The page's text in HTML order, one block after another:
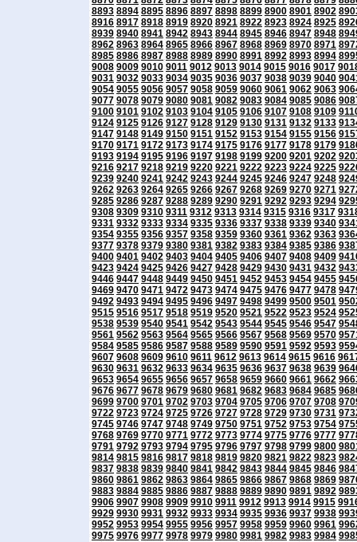
8893 8894 8895 8896 8897 8898 8899 8900 8901 8902
8916 8917 8918 8919 8920 8921 8922 8923 8924 8925
8939 8940 8941 8942 8943 8944 8945 8946 8947 8948
8962 8963 8964 8965 8966 8967 8968 8969 8970 8971
8985 8986 8987 8988 8989 8990 8991 8992 8993 8994
9008 9009 9010 9011 9012 9013 9014 9015 9016 9017
9031 9032 9033 9034 9035 9036 9037 9038 9039 9040
9054 9055 9056 9057 9058 9059 9060 9061 9062 9063
9077 9078 9079 9080 9081 9082 9083 9084 9085 9086
9100 9101 9102 9103 9104 9105 9106 9107 9108 9109
9124 9125 9126 9127 9128 9129 9130 9131 9132 9133
9147 9148 9149 9150 9151 9152 9153 9154 9155 9156
9170 9171 9172 9173 9174 9175 9176 9177 9178 9179
9193 9194 9195 9196 9197 9198 9199 9200 9201 9202
9216 9217 9218 9219 9220 9221 9222 9223 9224 9225
9239 9240 9241 9242 9243 9244 9245 9246 9247 9248
9262 9263 9264 9265 9266 9267 9268 9269 9270 9271
9285 9286 9287 9288 9289 9290 9291 9292 9293 9294
9308 9309 9310 9311 9312 9313 9314 9315 9316 9317
9331 9332 9333 9334 9335 9336 9337 9338 9339 9340
9354 9355 9356 9357 9358 9359 9360 9361 9362 9363
9377 9378 9379 9380 9381 9382 9383 9384 9385 9386
9400 9401 9402 9403 9404 9405 9406 9407 9408 9409
9423 9424 9425 9426 9427 9428 9429 9430 9431 9432
9446 9447 9448 9449 9450 9451 9452 9453 9454 9455
9469 9470 9471 9472 9473 9474 9475 9476 9477 9478
9492 9493 9494 9495 9496 9497 9498 9499 9500 9501
9515 9516 9517 9518 9519 9520 9521 9522 9523 9524
9538 9539 9540 9541 9542 9543 9544 9545 9546 9547
9561 9562 9563 9564 9565 9566 9567 9568 9569 9570
9584 9585 9586 9587 9588 9589 9590 9591 9592 9593
9607 9608 9609 9610 9611 9612 9613 9614 9615 9616
9630 9631 9632 9633 9634 9635 9636 9637 9638 9639
9653 9654 9655 9656 9657 9658 9659 9660 9661 9662
9676 9677 9678 9679 9680 9681 9682 9683 9684 9685
9699 9700 9701 9702 9703 9704 9705 9706 9707 9708
9722 9723 9724 9725 9726 9727 9728 9729 9730 9731
9745 9746 9747 9748 9749 9750 9751 9752 9753 9754
9768 9769 9770 9771 9772 9773 9774 9775 9776 9777
9791 9792 9793 9794 9795 9796 9797 9798 9799 9800
9814 9815 9816 9817 9818 9819 9820 9821 9822 9823
9837 9838 9839 9840 9841 9842 9843 9844 9845 9846
9860 9861 9862 9863 9864 9865 9866 9867 9868 9869
9883 9884 9885 9886 9887 9888 9889 9890 9891 9892
9906 9907 9908 9909 9910 9911 9912 9913 9914 9915
9929 9930 9931 9932 9933 9934 9935 9936 9937 9938
9952 9953 9954 9955 9956 9957 9958 9959 9960 9961
9975 9976 9977 9978 9979 9980 9981 9982 9983 9984